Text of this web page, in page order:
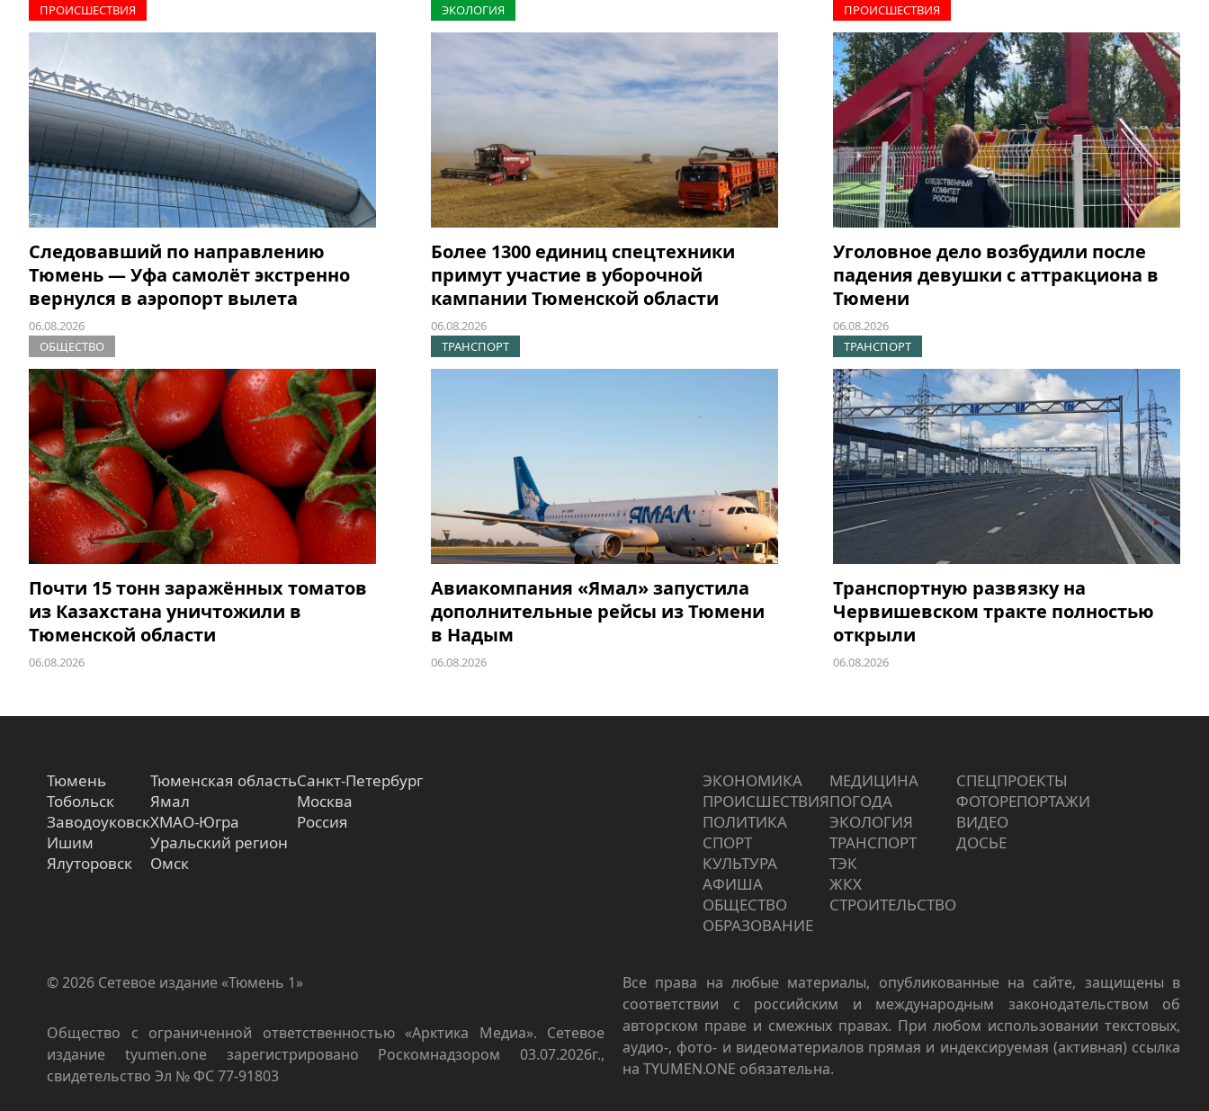
ПРОИCШЕСТВИЯ
Следовавший по направлению
Тюмень — Уфа самолёт экстренно
вернулся в аэропорт вылета
06.08.2026
ЭКОЛОГИЯ
Более 1300 единиц спецтехники
примут участие в уборочной
кампании Тюменской области
06.08.2026
ПРОИCШЕСТВИЯ
Уголовное дело возбудили после
падения девушки с аттракциона в
Тюмени
06.08.2026
ОБЩЕСТВО
Почти 15 тонн заражённых томатов
из Казахстана уничтожили в
Тюменской области
06.08.2026
ТРАНСПОРТ
Авиакомпания «Ямал» запустила
дополнительные рейсы из Тюмени
в Надым
06.08.2026
ТРАНСПОРТ
Транспортную развязку на
Червишевском тракте полностью
открыли
06.08.2026
Тюмень
Тобольск
Заводоуковск
Ишим
Ялуторовск
Тюменская область
Ямал
ХМАО-Югра
Уральский регион
Омск
Санкт-Петербург
Москва
Россия
ЭКОНОМИКА
ПРОИCШЕСТВИЯ
ПОЛИТИКА
СПОРТ
КУЛЬТУРА
АФИША
ОБЩЕСТВО
ОБРАЗОВАНИЕ
МЕДИЦИНА
ПОГОДА
ЭКОЛОГИЯ
ТРАНСПОРТ
ТЭК
ЖКХ
СТРОИТЕЛЬСТВО
СПЕЦПРОЕКТЫ
ФОТОРЕПОРТАЖИ
ВИДЕО
ДОСЬЕ
© 2026 Сетевое издание «Тюмень 1»
Общество с ограниченной ответственностью «Арктика Медиа». Сетевое
издание tyumen.one зарегистрировано Роскомнадзором 03.07.2026г.,
свидетельство Эл № ФС 77-91803
Все права на любые материалы, опубликованные на сайте, защищены в
соответствии с российским и международным законодательством об
авторском праве и смежных правах. При любом использовании текстовых,
аудио-, фото- и видеоматериалов прямая и индексируемая (активная) ссылка
на TYUMEN.ONE обязательна.